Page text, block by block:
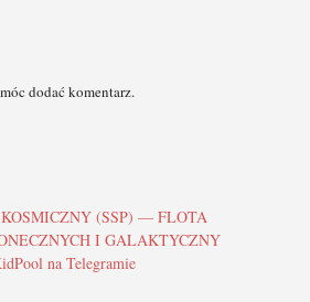
dodać komentarz.
(SSP) — FLOTA
I GALAKTYCZNY
na Telegramie